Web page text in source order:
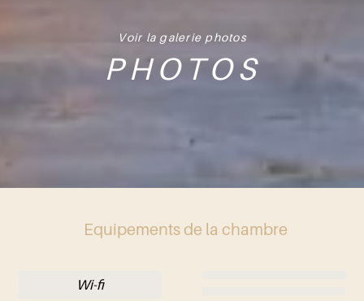
Voir la galerie photos
PHOTOS
Equipements de la chambre
Wi-fi